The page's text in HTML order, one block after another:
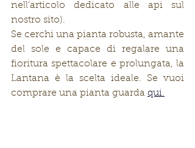
nell’articolo dedicato alle api sul
nostro sito).
Se cerchi una pianta robusta, amante
del sole e capace di regalare una
fioritura spettacolare e prolungata, la
Lantana è la scelta ideale. Se vuoi
comprare una pianta guarda qui.